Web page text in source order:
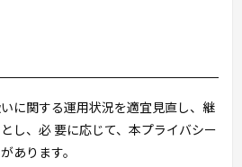
に関する運用状況を適宜見直し、継
し、必 要に応じて、本プライバシー
あります。